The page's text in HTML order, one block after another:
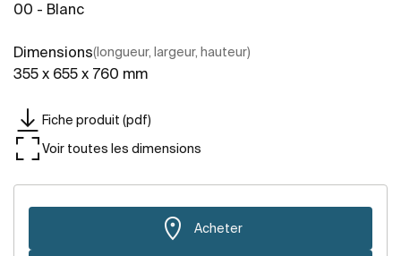
00 - Blanc
Dimensions(longueur, largeur, hauteur)
355 x 655 x 760 mm
Fiche produit (pdf)
Voir toutes les dimensions
Acheter